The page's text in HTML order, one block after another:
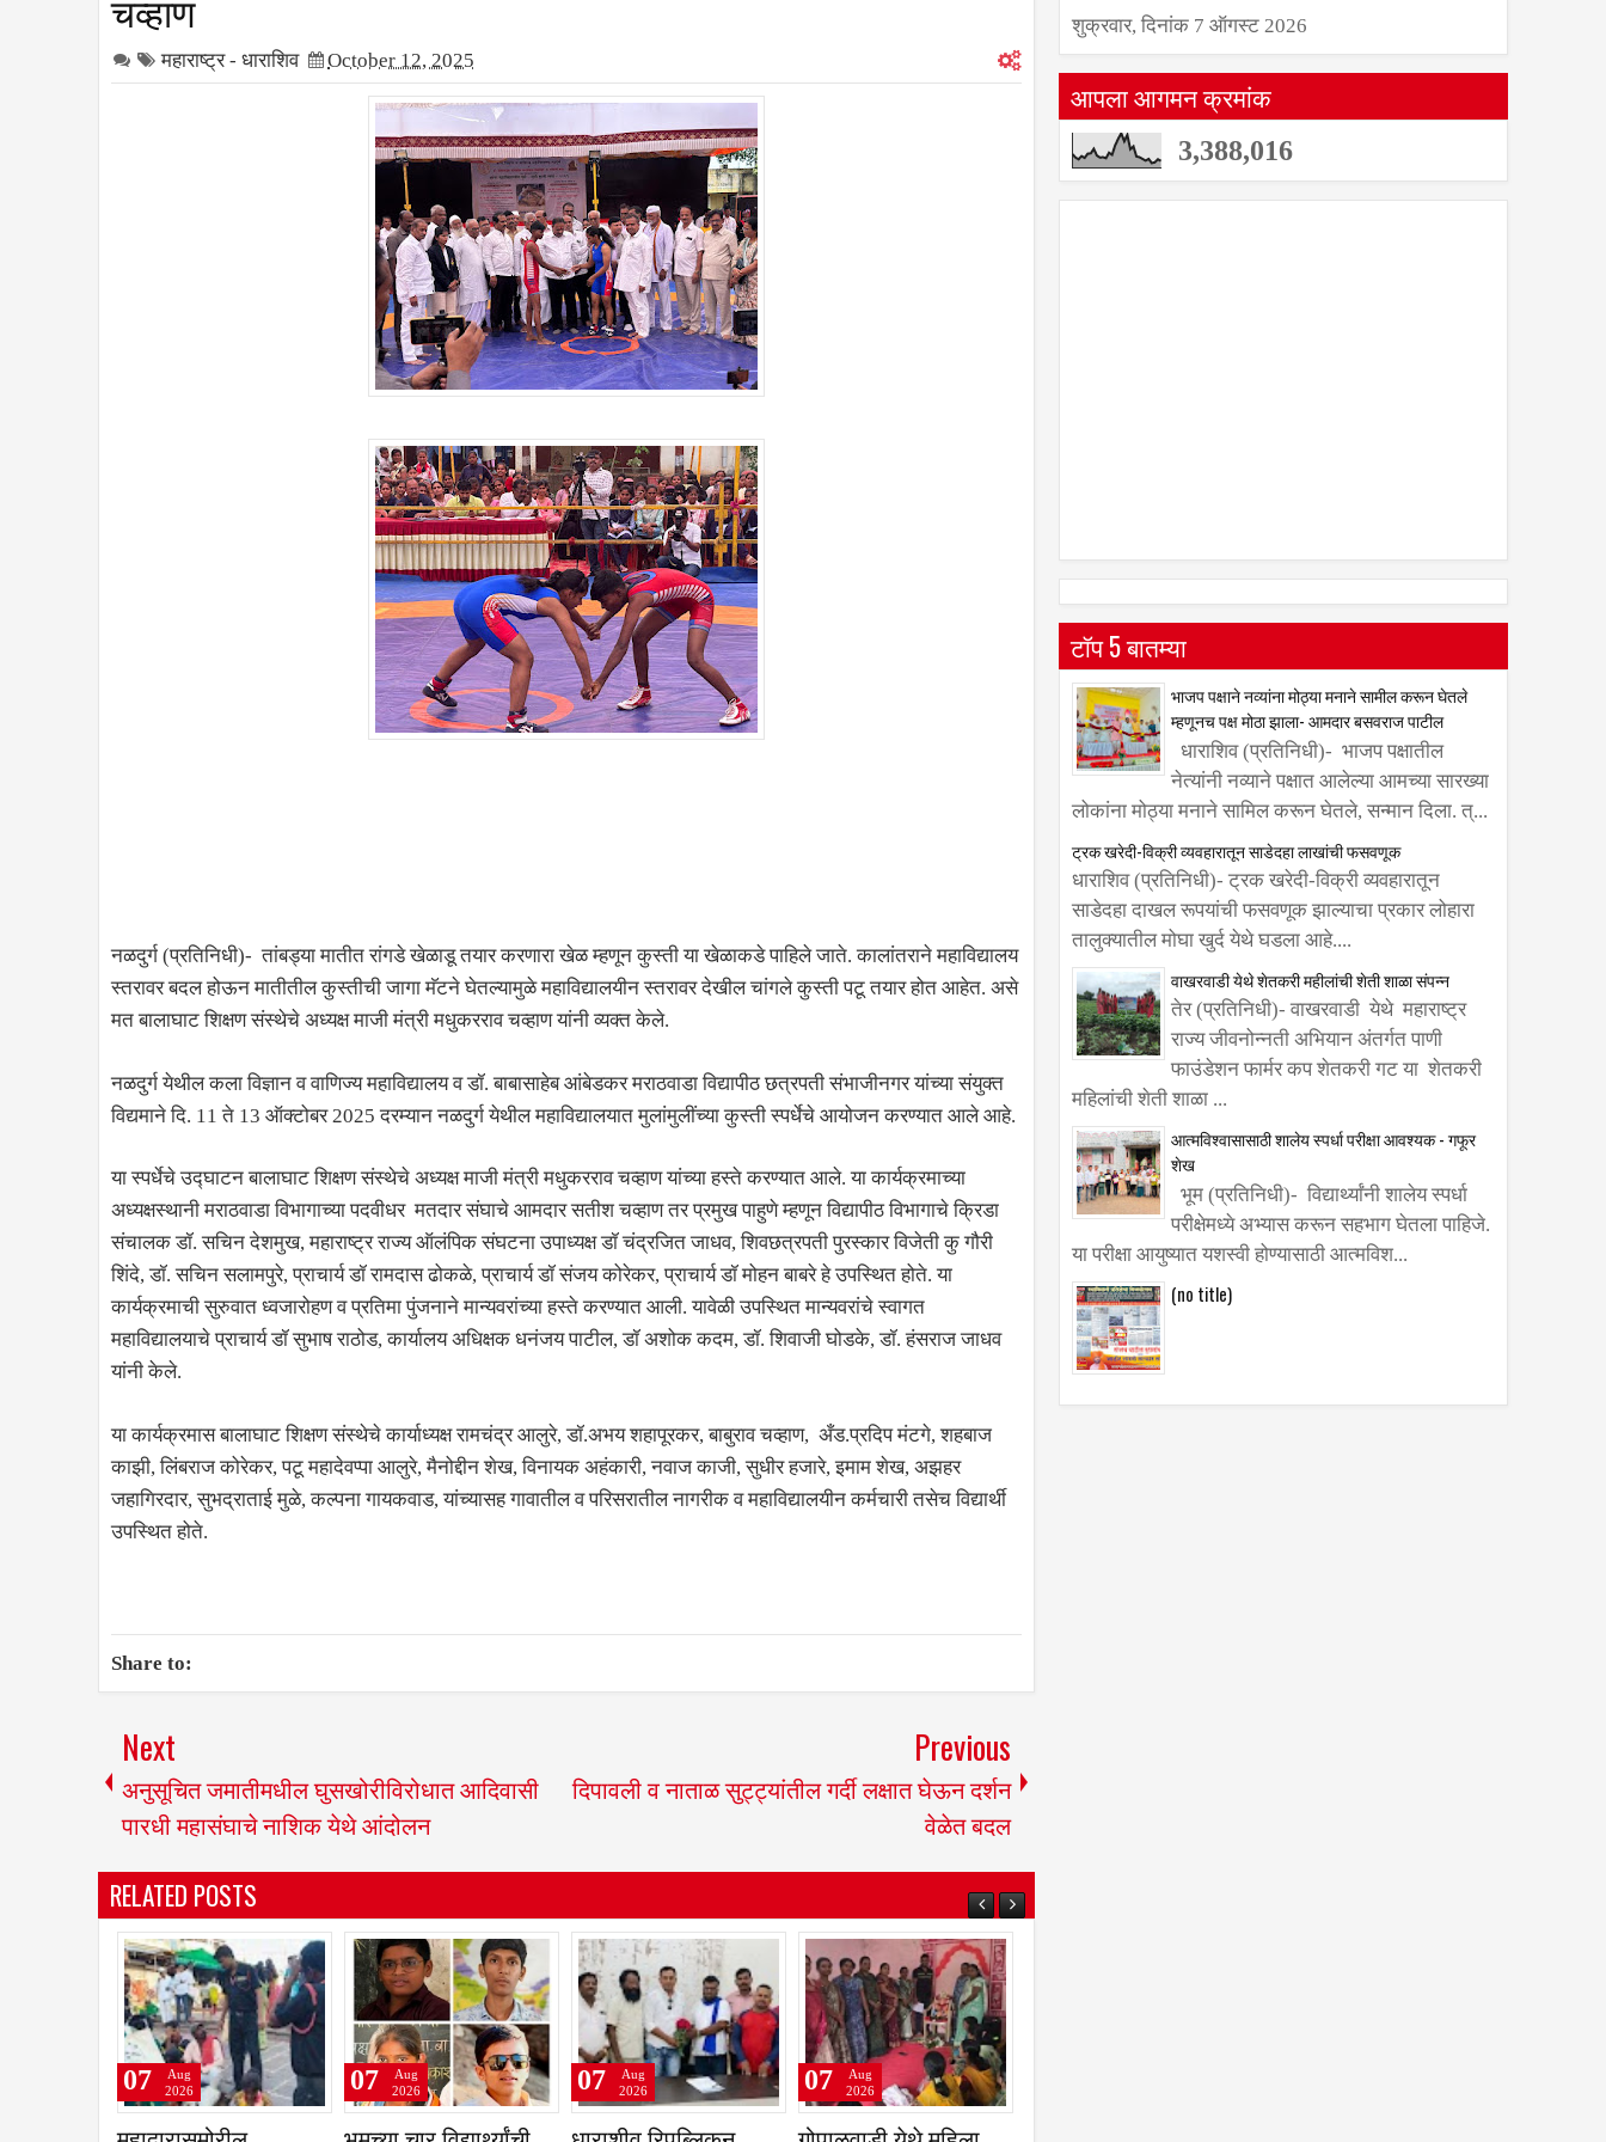
महाराष्ट्र - धाराशिव October 12, 2025
नळदुर्ग (प्रतिनिधी)- तांबड्या मातीत रांगडे खेळाडू तयार करणारा खेळ म्हणून कुस्ती या खेळाकडे पाहिले जाते. कालांतराने महाविद्यालय
स्तरावर बदल होऊन मातीतील कुस्तीची जागा मॅटने घेतल्यामुळे महाविद्यालयीन स्तरावर देखील चांगले कुस्ती पटू तयार होत आहेत. असे
मत बालाघाट शिक्षण संस्थेचे अध्यक्ष माजी मंत्री मधुकरराव चव्हाण यांनी व्यक्त केले.
नळदुर्ग येथील कला विज्ञान व वाणिज्य महाविद्यालय व डॉ. बाबासाहेब आंबेडकर मराठवाडा विद्यापीठ छत्रपती संभाजीनगर यांच्या संयुक्त
विद्यमाने दि. 11 ते 13 ऑक्टोबर 2025 दरम्यान नळदुर्ग येथील महाविद्यालयात मुलांमुलींच्या कुस्ती स्पर्धेचे आयोजन करण्यात आले आहे.
या स्पर्धेचे उद्घाटन बालाघाट शिक्षण संस्थेचे अध्यक्ष माजी मंत्री मधुकरराव चव्हाण यांच्या हस्ते करण्यात आले. या कार्यक्रमाच्या
अध्यक्षस्थानी मराठवाडा विभागाच्या पदवीधर मतदार संघाचे आमदार सतीश चव्हाण तर प्रमुख पाहुणे म्हणून विद्यापीठ विभागाचे क्रिडा
संचालक डॉ. सचिन देशमुख, महाराष्ट्र राज्य ऑलंपिक संघटना उपाध्यक्ष डॉ चंद्रजित जाधव, शिवछत्रपती पुरस्कार विजेती कु गौरी
शिंदे, डॉ. सचिन सलामपुरे, प्राचार्य डॉ रामदास ढोकळे, प्राचार्य डॉ संजय कोरेकर, प्राचार्य डॉ मोहन बाबरे हे उपस्थित होते. या
कार्यक्रमाची सुरुवात ध्वजारोहण व प्रतिमा पुंजनाने मान्यवरांच्या हस्ते करण्यात आली. यावेळी उपस्थित मान्यवरांचे स्वागत
महाविद्यालयाचे प्राचार्य डॉ सुभाष राठोड, कार्यालय अधिक्षक धनंजय पाटील, डॉ अशोक कदम, डॉ. शिवाजी घोडके, डॉ. हंसराज जाधव
यांनी केले.
या कार्यक्रमास बालाघाट शिक्षण संस्थेचे कार्याध्यक्ष रामचंद्र आलुरे, डॉ.अभय शहापूरकर, बाबुराव चव्हाण, अँड.प्रदिप मंटगे, शहबाज
काझी, लिंबराज कोरेकर, पटू महादेवप्पा आलुरे, मैनोद्दीन शेख, विनायक अहंकारी, नवाज काजी, सुधीर हजारे, इमाम शेख, अझहर
जहागिरदार, सुभद्राताई मुळे, कल्पना गायकवाड, यांच्यासह गावातील व परिसरातील नागरीक व महाविद्यालयीन कर्मचारी तसेच विद्यार्थी
उपस्थित होते.
Share to:
Next
अनुसूचित जमातीमधील घुसखोरीविरोधात आदिवासी
पारधी महासंघाचे नाशिक येथे आंदोलन
Previous
दिपावली व नाताळ सुट्ट्यांतील गर्दी लक्षात घेऊन दर्शन
वेळेत बदल
RELATED POSTS
07
Aug
2026
07
Aug
2026
07
Aug
2026
07
Aug
2026
शुक्रवार, दिनांक 7 ऑगस्ट 2026
आपला आगमन क्रमांक
3,388,016
टॉप 5 बातम्या
भाजप पक्षाने नव्यांना मोठ्या मनाने सामील करून घेतले
म्हणूनच पक्ष मोठा झाला- आमदार बसवराज पाटील
धाराशिव (प्रतिनिधी)- भाजप पक्षातील
नेत्यांनी नव्याने पक्षात आलेल्या आमच्या सारख्या
लोकांना मोठ्या मनाने सामिल करून घेतले, सन्मान दिला. त्...
ट्रक खरेदी-विक्री व्यवहारातून साडेदहा लाखांची फसवणूक
धाराशिव (प्रतिनिधी)- ट्रक खरेदी-विक्री व्यवहारातून
साडेदहा दाखल रूपयांची फसवणूक झाल्याचा प्रकार लोहारा
तालुक्यातील मोघा खुर्द येथे घडला आहे....
वाखरवाडी येथे शेतकरी महीलांची शेती शाळा संपन्न
तेर (प्रतिनिधी)- वाखरवाडी येथे महाराष्ट्र
राज्य जीवनोन्नती अभियान अंतर्गत पाणी
फाउंडेशन फार्मर कप शेतकरी गट या शेतकरी
महिलांची शेती शाळा ...
आत्मविश्वासासाठी शालेय स्पर्धा परीक्षा आवश्यक - गफूर
शेख
भूम (प्रतिनिधी)- विद्यार्थ्यांनी शालेय स्पर्धा
परीक्षेमध्ये अभ्यास करून सहभाग घेतला पाहिजे.
या परीक्षा आयुष्यात यशस्वी होण्यासाठी आत्मविश...
(no title)